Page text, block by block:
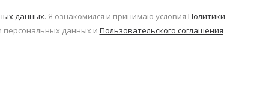
данных. Я ознакомился и принимаю условия Политики
данных и Пользовательского соглашения